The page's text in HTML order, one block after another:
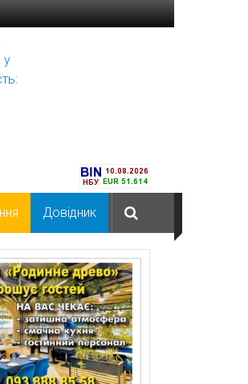
у
Довідник